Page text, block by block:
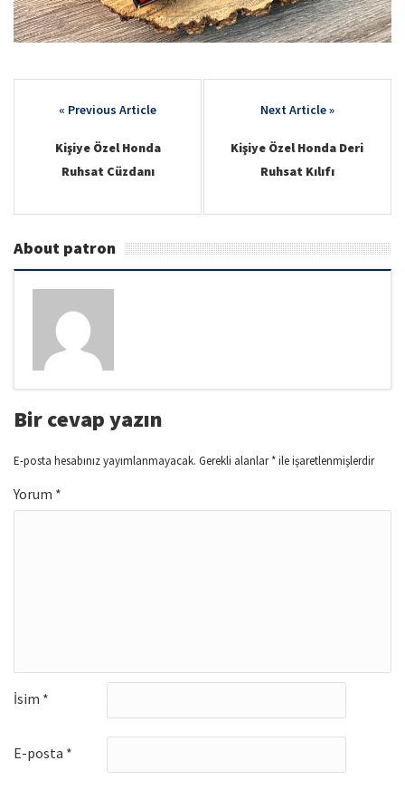
navigation
Kişiye Özel Honda
Ruhsat Cüzdanı
Kişiye Özel Honda Deri
Ruhsat Kılıfı
About patron
Bir cevap yazın
E-posta hesabınız yayımlanmayacak. Gerekli alanlar*ile işaretlenmişlerdir
Yorum *
İsim *
E-posta *